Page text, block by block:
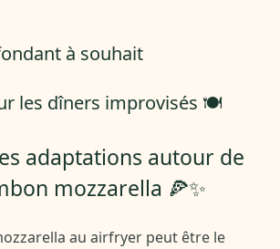
à souhait
les dîners improvisés 🍽️
adaptations autour de
mozzarella 🍕✨
au airfryer peut être le